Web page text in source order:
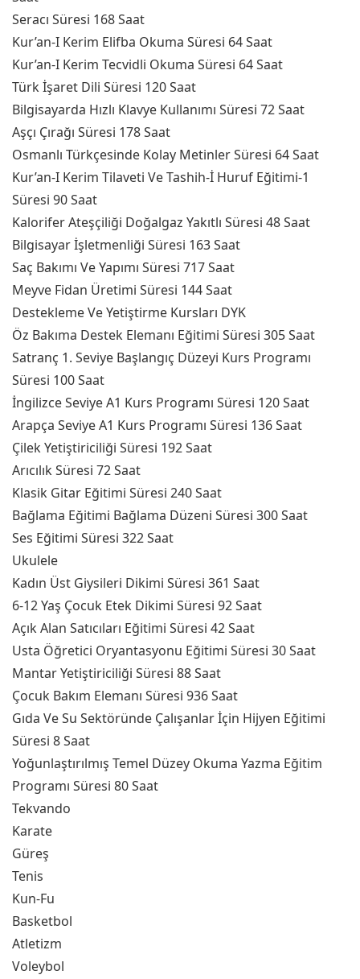
Seracı Süresi 168 Saat
Kur’an-I Kerim Elifba Okuma Süresi 64 Saat
Kur’an-I Kerim Tecvidli Okuma Süresi 64 Saat
Türk İşaret Dili Süresi 120 Saat
Bilgisayarda Hızlı Klavye Kullanımı Süresi 72 Saat
Aşçı Çırağı Süresi 178 Saat
Osmanlı Türkçesinde Kolay Metinler Süresi 64 Saat
Kur’an-I Kerim Tilaveti Ve Tashih-İ Huruf Eğitimi-1
Süresi 90 Saat
Kalorifer Ateşçiliği Doğalgaz Yakıtlı Süresi 48 Saat
Bilgisayar İşletmenliği Süresi 163 Saat
Saç Bakımı Ve Yapımı Süresi 717 Saat
Meyve Fidan Üretimi Süresi 144 Saat
Destekleme Ve Yetiştirme Kursları DYK
Öz Bakıma Destek Elemanı Eğitimi Süresi 305 Saat
Satranç 1. Seviye Başlangıç Düzeyi Kurs Programı
Süresi 100 Saat
İngilizce Seviye A1 Kurs Programı Süresi 120 Saat
Arapça Seviye A1 Kurs Programı Süresi 136 Saat
Çilek Yetiştiriciliği Süresi 192 Saat
Arıcılık Süresi 72 Saat
Klasik Gitar Eğitimi Süresi 240 Saat
Bağlama Eğitimi Bağlama Düzeni Süresi 300 Saat
Ses Eğitimi Süresi 322 Saat
Ukulele
Kadın Üst Giysileri Dikimi Süresi 361 Saat
6-12 Yaş Çocuk Etek Dikimi Süresi 92 Saat
Açık Alan Satıcıları Eğitimi Süresi 42 Saat
Usta Öğretici Oryantasyonu Eğitimi Süresi 30 Saat
Mantar Yetiştiriciliği Süresi 88 Saat
Çocuk Bakım Elemanı Süresi 936 Saat
Gıda Ve Su Sektöründe Çalışanlar İçin Hijyen Eğitimi
Süresi 8 Saat
Yoğunlaştırılmış Temel Düzey Okuma Yazma Eğitim
Programı Süresi 80 Saat
Tekvando
Karate
Güreş
Tenis
Kun-Fu
Basketbol
Atletizm
Voleybol